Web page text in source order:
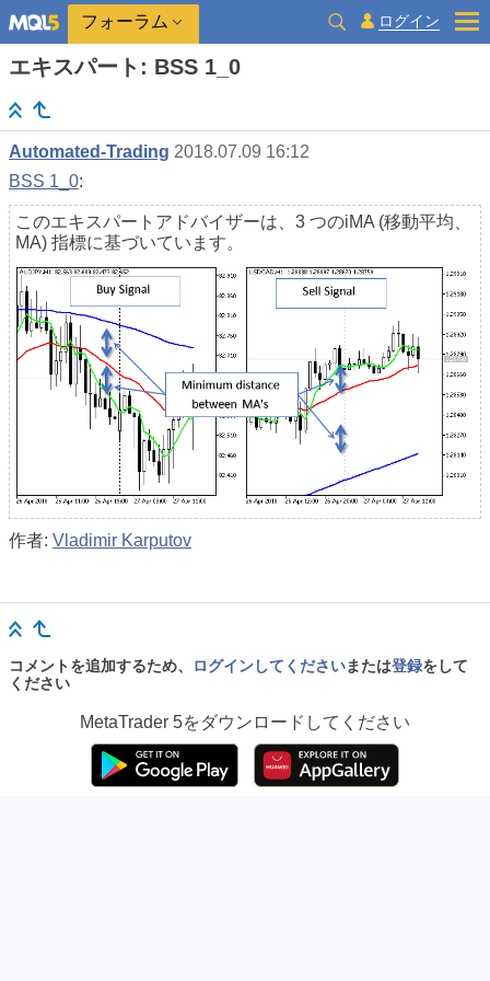
フォーラム ログイン
エキスパート: BSS 1_0
Automated-Trading 2018.07.09 16:12
BSS 1_0:
このエキスパートアドバイザーは、3 つのiMA (移動平均、
MA) 指標に基づいています。
作者: Vladimir Karputov
コメントを追加するため、 ログインしてくださいまたは登録をして
ください
MetaTrader 5をダウンロードしてください